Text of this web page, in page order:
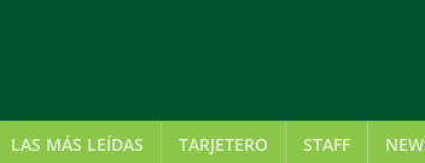
LAS MÁS LEÍDAS TARJETERO STAFF